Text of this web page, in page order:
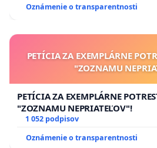
Oznámenie o transparentnosti
PETÍCIA ZA EXEMPLÁRNE
"ZOZNAMU
PETÍCIA ZA EXEMPLÁRNE
"ZOZNAMU NEPRIATEĽOV"!
1 052 podpisov
Oznámenie o transparentnosti